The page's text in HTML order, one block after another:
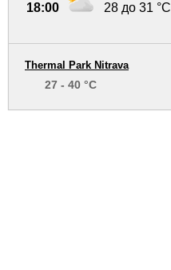
18:00 28 до 31 °C
Thermal Park Nitrava
27 - 40 °C